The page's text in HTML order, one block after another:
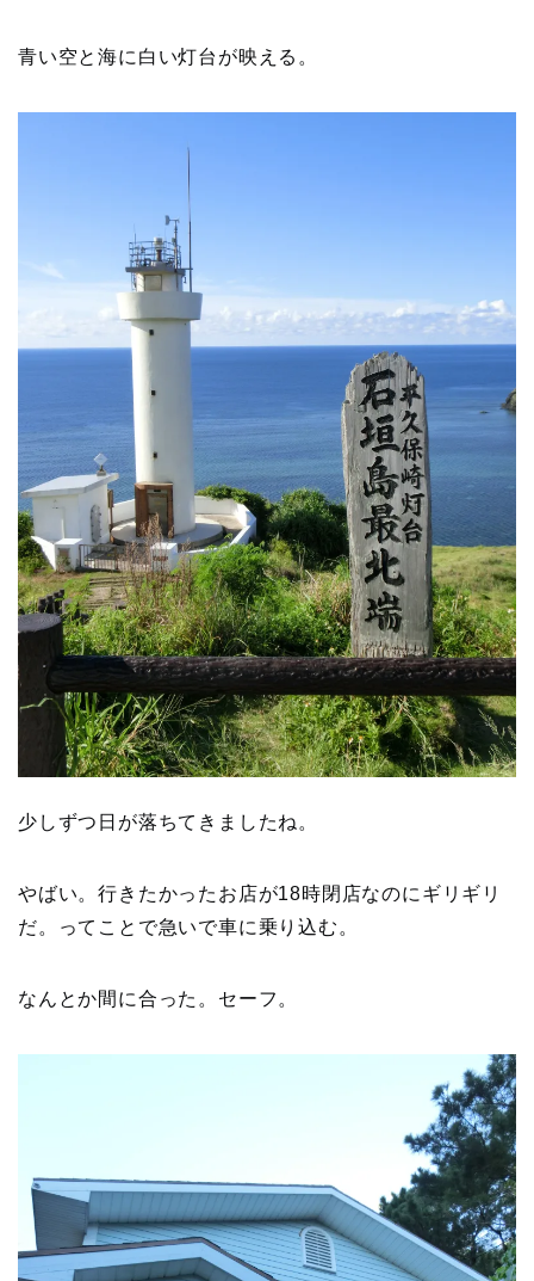
青い空と海に白い灯台が映える。
少しずつ日が落ちてきましたね。
やばい。行きたかったお店が18時閉店なのにギリギリ
だ。ってことで急いで車に乗り込む。
なんとか間に合った。セーフ。